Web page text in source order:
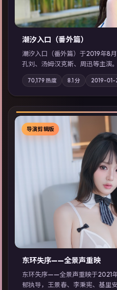
潮汐入口（番外篇）
潮汐入口（番外篇）于2019年8
孔刘、汤姆·汉克斯、周迅等主演
小镇的平静被一封匿名信彻底打
站内亦可通过「国产免费观看高
型高分佳作，畅享高清在线追剧
70,179 热度 8.1 分 2019-01-
导演剪辑版
东环失序——全景声重映
东环失序——全景声重映于2021
郁执导，王景春、李秉宪、基里